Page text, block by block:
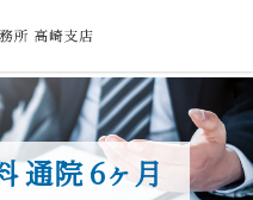
通院 6ヶ月